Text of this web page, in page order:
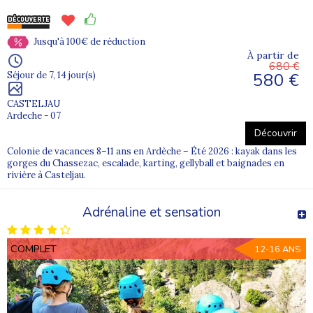
Chaque étape du transport est pensée pour garantir un
trajet fluide, sécurisé et rassurant
enfants que pour leurs parents.
Pour aller plus loin avec Supernova
Juniors
Grenoble) ;
-Colonies de vacances au printemps – Zone B
(académie de Grenoble) ;
Colonies de vacances en juillet;
-Colonies de vacances en août
FAQ – Colonie de vacances au départ
d’Annecy (74)
Jusqu'à 100€ de réduction
Séjour de 7, 14 jour(s)
CASTELJAU
Ardeche - 07
À partir de
680 €
580 €
Découvrir
Colonie de vacances 8–11 ans en Ardèche – Été 2026 : kayak dans les
gorges du Chassezac, escalade, karting, gellyball et baignades en
rivière à Casteljau.
Adrénaline et sensation
COMPLET 12-16 ANS